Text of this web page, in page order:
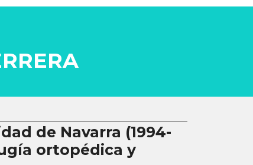
de Navarra (1994-
ortopédica y